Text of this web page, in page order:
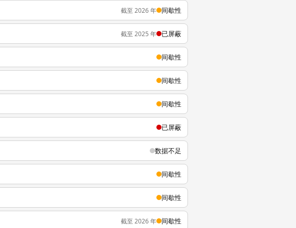
截至 2026 年 间歇性
截至 2025 年 已屏蔽
间歇性
间歇性
间歇性
已屏蔽
数据不足
间歇性
间歇性
截至 2026 年 间歇性